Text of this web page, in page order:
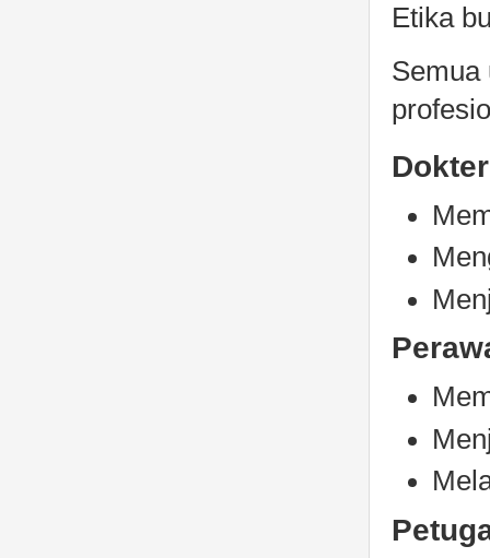
Etika
Semua
Dokter